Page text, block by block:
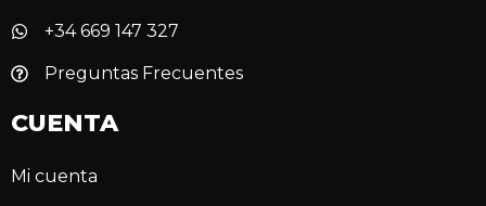
+34 669 147 327
Preguntas Frecuentes
CUENTA
Mi cuenta